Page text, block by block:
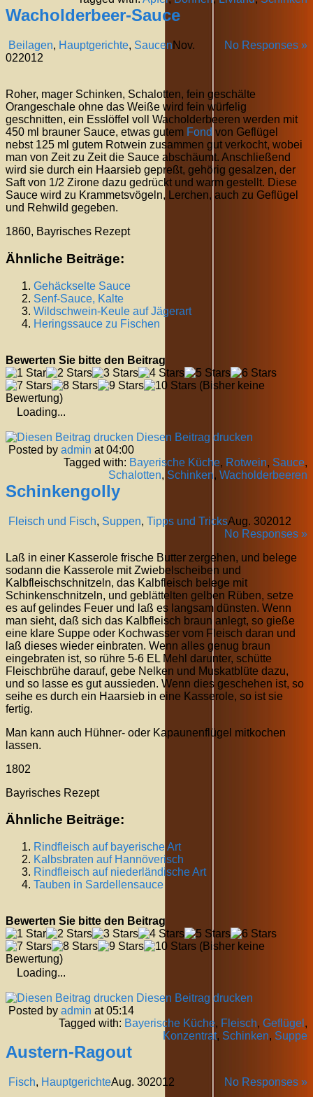
Wacholderbeer-Sauce
Beilagen, Hauptgerichte, Saucen No Responses »
Nov.
022012
Roher, mager Schinken, Schalotten, fein geschälte
Orangeschale ohne das Weiße wird fein würfelig
geschnitten, ein Esslöffel voll Wacholderbeeren werden mit
450 ml brauner Sauce, etwas gutem Fond von Geflügel
nebst 125 ml gutem Rotwein zusammen gut verkocht, wobei
man von Zeit zu Zeit die Sauce abschäumt. Anschließend
wird sie durch ein Haarsieb gepreßt, gehörig gesalzen, der
Saft von 1/2 Zirone dazu gedrückt und warm gestellt. Diese
Sauce wird zu Krammetsvögeln, Lerchen, auch zu Geflügel
und Rehwild gegeben.
1860, Bayrisches Rezept
Ähnliche Beiträge:
Gehäckselte Sauce
Senf-Sauce, Kalte
Wildschwein-Keule auf Jägerart
Heringssauce zu Fischen
Bewerten Sie bitte den Beitrag
(Bisher keine
Bewertung)
Loading...
Diesen Beitrag drucken
Posted by admin at 04:00
Tagged with: Bayerische Küche, Rotwein, Sauce,
Schalotten, Schinken, Wacholderbeeren
Schinkengolly
Fleisch und Fisch, Suppen, Tipps und Tricks
No Responses »
Aug. 302012
Laß in einer Kasserole frische Butter zergehen, und belege
sodann die Kasserole mit Zwiebelscheiben und
Kalbfleischschnitzeln, das Kalbfleisch belege mit
Schinkenschnitzeln, und geblättelten gelben Rüben, setze
es auf gelindes Feuer und laß es langsam dünsten. Wenn
man sieht, daß sich das Kalbfleisch braun anlegt, so gieße
eine klare Suppe oder Kochwasser vom Fleisch daran und
laß dieses wieder einbraten. Wenn alles genug braun
eingebraten ist, so rühre 5-6 EL Mehl darunter, schütte
Fleischbrühe darauf, gebe Nelken und Muskatblüte dazu,
und so lasse es gut aussieden. Wenn dies geschehen ist, so
seihe es durch ein Haarsieb in eine Kasserole, so ist sie
fertig.
Man kann auch Hühner- oder Kapaunenflügel mitkochen
lassen.
1802
Bayrisches Rezept
Ähnliche Beiträge:
Rindfleisch auf bayerische Art
Kalbsbraten auf Hannöverisch
Rindfleisch auf niederländische Art
Tauben in Sardellensauce
Bewerten Sie bitte den Beitrag
(Bisher keine
Bewertung)
Loading...
Diesen Beitrag drucken
Posted by admin at 05:14
Tagged with: Bayerische Küche, Fleisch, Geflügel ,
Konzentrat, Schinken, Suppe
Austern-Ragout
Fisch, Hauptgerichte No Responses »
Aug. 302012